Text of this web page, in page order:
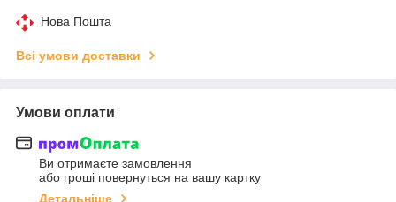
Нова Пошта
Всі умови доставки
Умови оплати
Ви отримаєте замовлення
або гроші повернуться на вашу картку
Детальніше